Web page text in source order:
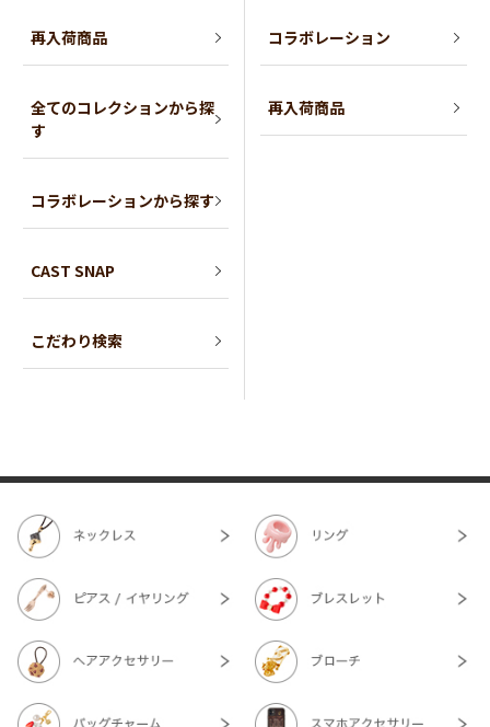
再入荷商品
全てのコレクションから探
す
コラボレーションから探す
CAST SNAP
こだわり検索
コラボレーション
再入荷商品